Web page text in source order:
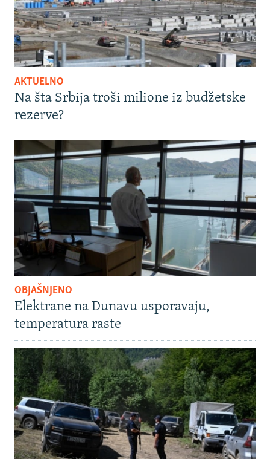
AKTUELNO
Na šta Srbija troši milione iz budžetske
rezerve?
OBJAŠNJENO
Elektrane na Dunavu usporavaju,
temperatura raste